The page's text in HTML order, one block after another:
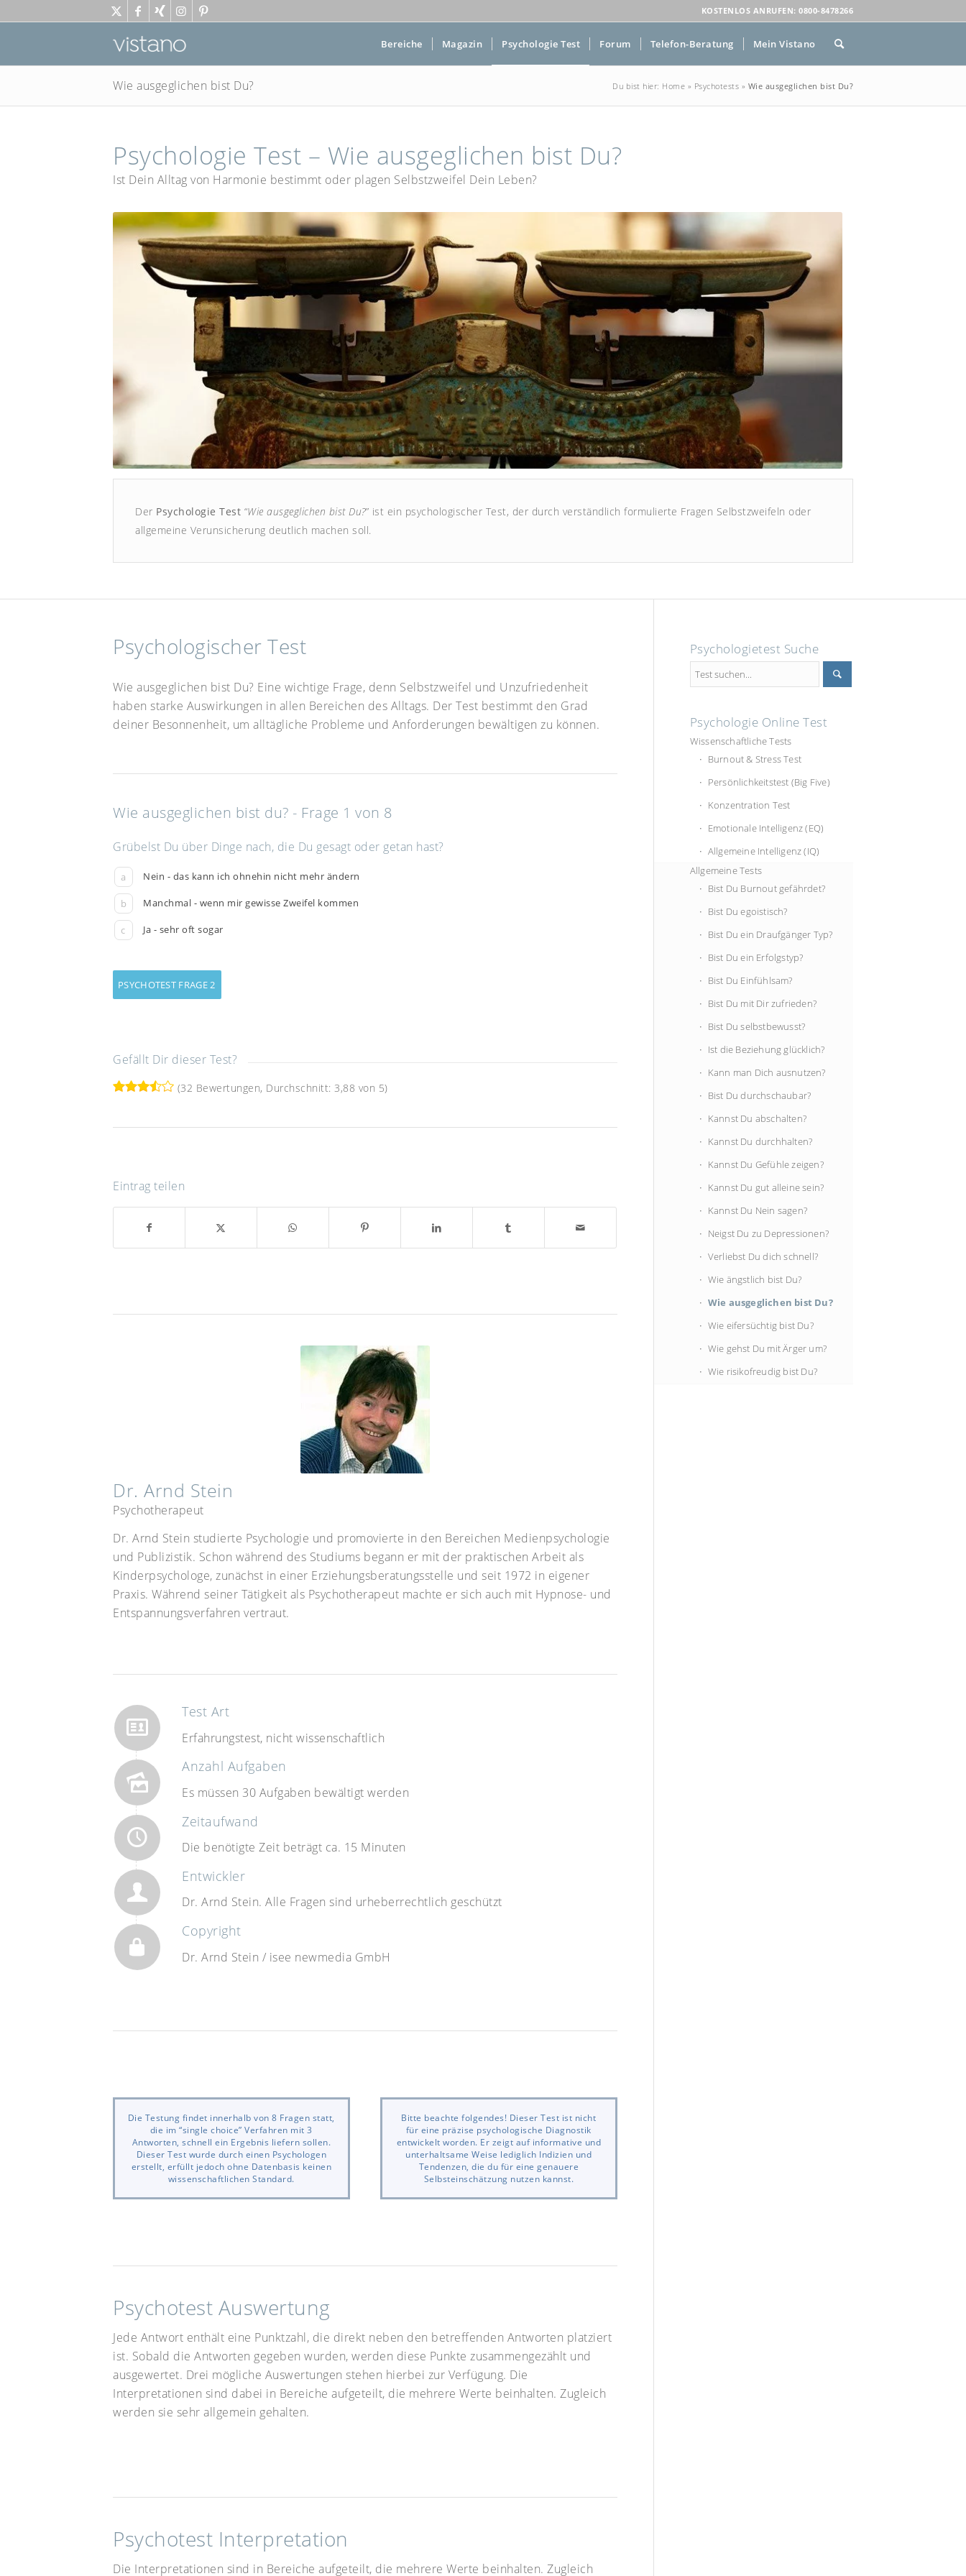
KOSTENLOS ANRUFEN: 0800-8478266
Bereiche Magazin Psychologie Test Forum Telefon-Beratung Mein Vistano
Wie ausgeglichen bist Du? Du bist hier: Home » Psychotests » Wie ausgeglichen bist Du?
Psychologie Test – Wie ausgeglichen bist Du?
Ist Dein Alltag von Harmonie bestimmt oder plagen Selbstzweifel Dein Leben?
Der Psychologie Test “Wie ausgeglichen bist Du?” ist ein psychologischer Test, der durch verständlich formulierte Fragen Selbstzweifeln oder
allgemeine Verunsicherung deutlich machen soll.
Psychologischer Test
Wie ausgeglichen bist Du? Eine wichtige Frage, denn Selbstzweifel und Unzufriedenheit
haben starke Auswirkungen in allen Bereichen des Alltags. Der Test bestimmt den Grad
deiner Besonnenheit, um alltägliche Probleme und Anforderungen bewältigen zu können.
Wie ausgeglichen bist du? - Frage 1 von 8
Grübelst Du über Dinge nach, die Du gesagt oder getan hast?
a Nein - das kann ich ohnehin nicht mehr ändern
b Manchmal - wenn mir gewisse Zweifel kommen
c Ja - sehr oft sogar
PSYCHOTEST FRAGE 2
Gefällt Dir dieser Test?
(32 Bewertungen, Durchschnitt: 3,88 von 5)
Eintrag teilen
Dr. Arnd Stein
Psychotherapeut
Dr. Arnd Stein studierte Psychologie und promovierte in den Bereichen Medienpsychologie
und Publizistik. Schon während des Studiums begann er mit der praktischen Arbeit als
Kinderpsychologe, zunächst in einer Erziehungsberatungsstelle und seit 1972 in eigener
Praxis. Während seiner Tätigkeit als Psychotherapeut machte er sich auch mit Hypnose- und
Entspannungsverfahren vertraut.
Test Art
Erfahrungstest, nicht wissenschaftlich
Anzahl Aufgaben
Es müssen 30 Aufgaben bewältigt werden
Zeitaufwand
Die benötigte Zeit beträgt ca. 15 Minuten
Entwickler
Dr. Arnd Stein. Alle Fragen sind urheberrechtlich geschützt
Copyright
Dr. Arnd Stein / isee newmedia GmbH
Die Testung findet innerhalb von 8 Fragen statt,
die im “single choice” Verfahren mit 3
Antworten, schnell ein Ergebnis liefern sollen.
Dieser Test wurde durch einen Psychologen
erstellt, erfüllt jedoch ohne Datenbasis keinen
wissenschaftlichen Standard.
Bitte beachte folgendes! Dieser Test ist nicht
für eine präzise psychologische Diagnostik
entwickelt worden. Er zeigt auf informative und
unterhaltsame Weise lediglich Indizien und
Tendenzen, die du für eine genauere
Selbsteinschätzung nutzen kannst.
Psychotest Auswertung
Jede Antwort enthält eine Punktzahl, die direkt neben den betreffenden Antworten platziert
ist. Sobald die Antworten gegeben wurden, werden diese Punkte zusammengezählt und
ausgewertet. Drei mögliche Auswertungen stehen hierbei zur Verfügung. Die
Interpretationen sind dabei in Bereiche aufgeteilt, die mehrere Werte beinhalten. Zugleich
werden sie sehr allgemein gehalten.
Psychotest Interpretation
Die Interpretationen sind in Bereiche aufgeteilt, die mehrere Werte beinhalten. Zugleich
Psychologietest Suche
Psychologie Online Test
Wissenschaftliche Tests
Burnout & Stress Test
Persönlichkeitstest (Big Five)
Konzentration Test
Emotionale Intelligenz (EQ)
Allgemeine Intelligenz (IQ)
Allgemeine Tests
Bist Du Burnout gefährdet?
Bist Du egoistisch?
Bist Du ein Draufgänger Typ?
Bist Du ein Erfolgstyp?
Bist Du Einfühlsam?
Bist Du mit Dir zufrieden?
Bist Du selbstbewusst?
Ist die Beziehung glücklich?
Kann man Dich ausnutzen?
Bist Du durchschaubar?
Kannst Du abschalten?
Kannst Du durchhalten?
Kannst Du Gefühle zeigen?
Kannst Du gut alleine sein?
Kannst Du Nein sagen?
Neigst Du zu Depressionen?
Verliebst Du dich schnell?
Wie ängstlich bist Du?
Wie ausgeglichen bist Du?
Wie eifersüchtig bist Du?
Wie gehst Du mit Ärger um?
Wie risikofreudig bist Du?